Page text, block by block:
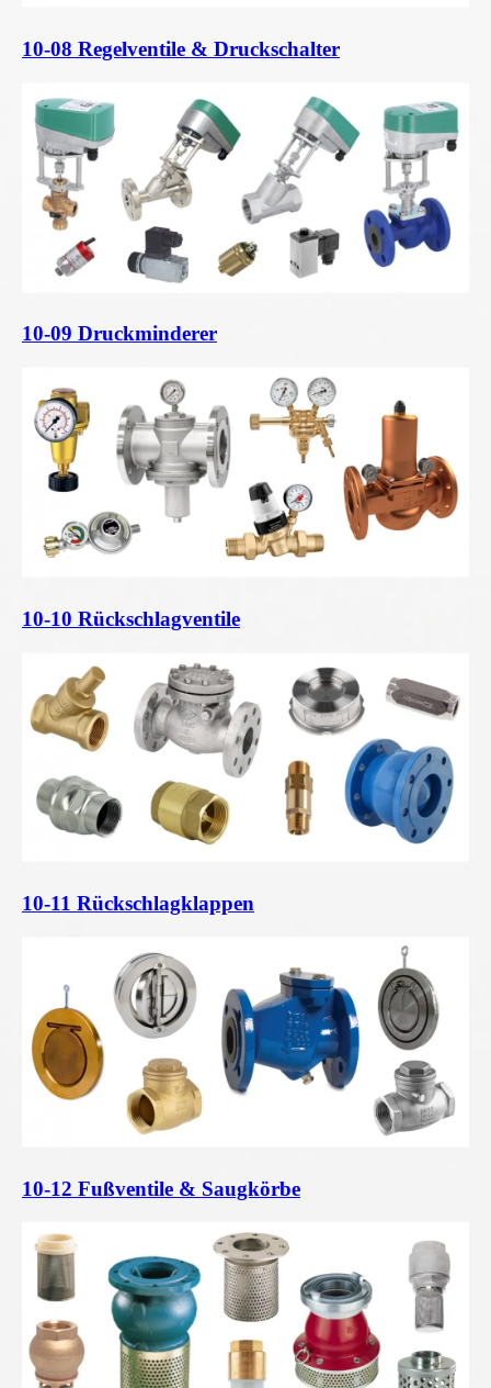
10-08 Regelventile & Druckschalter
10-09 Druckminderer
10-10 Rückschlagventile
10-11 Rückschlagklappen
10-12 Fußventile & Saugkörbe